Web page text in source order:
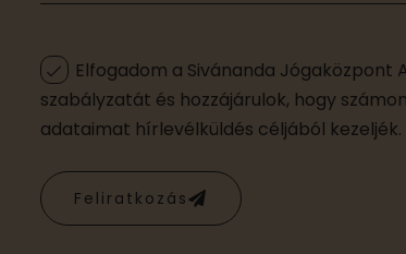
Elfogadom a Sivánanda Jógaközpont
szabályzatát és hozzájárulok, hogy
adataimat hírlevélküldés céljából kezeljék.
Feliratkozás